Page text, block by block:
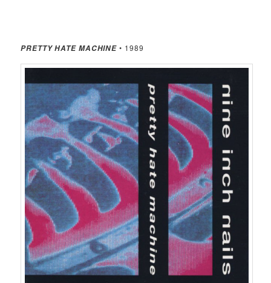
PRETTY HATE MACHINE • 1989